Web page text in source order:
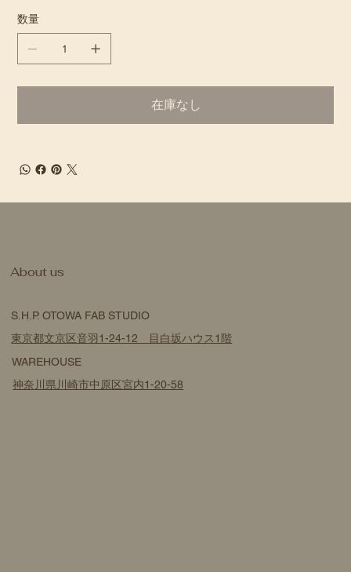
数量
在庫なし
S.H.P. OTOWA FAB STUDIO
東京都文京区音羽1-24-12 目白坂ハウス1階
WAREHOUSE
神奈川県川崎市中原区宮内1-20-58
​About us